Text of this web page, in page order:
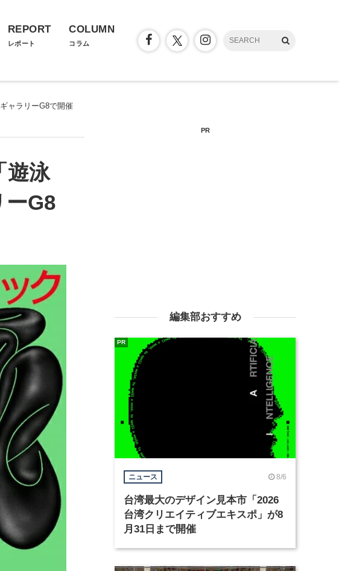
REPORT
レポート
COLUMN
コラム
ャラリーG8で開催
遊泳
G8
PR
編集部おすすめ
ニュース 8/6
台湾最大のデザイン見本市「2026
台湾クリエイティブエキスポ」が8
月31日まで開催
PR